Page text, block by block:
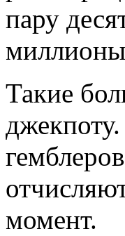
пару
Такие
момент.